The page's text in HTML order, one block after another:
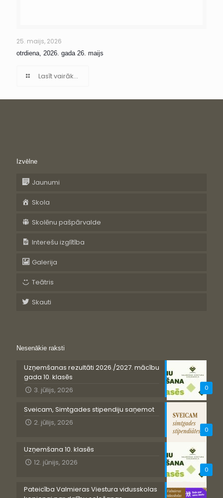
25. maijs, 2026
otrdiena, 2026. gada 26. maijs
Lasīt vairāk...
Izvēlne
Jaunumi
Skola
Skolēnu pašpārvalde
Interešu izglītība
Galerija
Teātris
Skauti
Nesenākie raksti
0
Uzņemšanas rezultāti 2026./2027. mācību
gada 10. klasēs
3. jūlijs, 2026
0
Sveicam, Simtgades stipendiju saņemot
2. jūlijs, 2026
0
Uzņemšana 10. klasēs
12. jūnijs, 2026
Pateicība Valmieras Viestura vidusskolas